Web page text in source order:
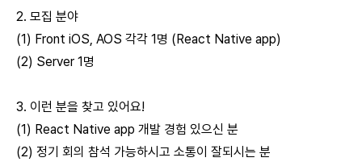
2. 모집 분야
(1) Front iOS, AOS 각각 1명 (React Native app)
(2) Server 1명
3. 이런 분을 찾고 있어요!
(1) React Native app 개발 경험 있으신 분
(2) 정기 회의 참석 가능하시고 소통이 잘되시는 분